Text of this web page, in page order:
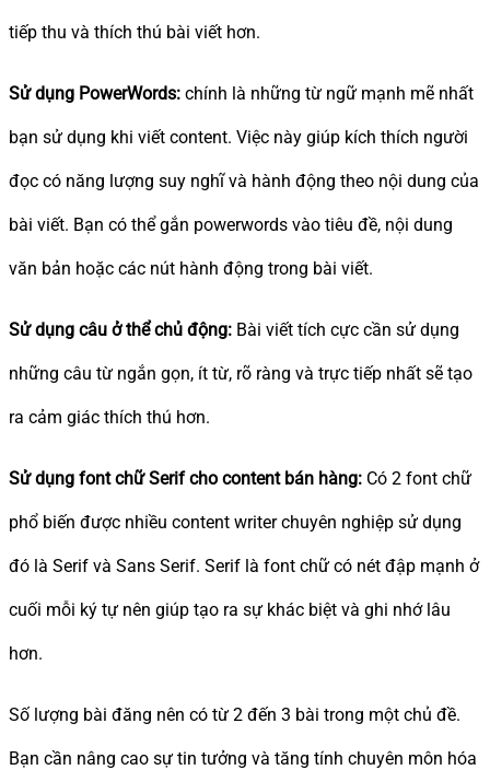
tiếp thu và thích thú bài viết hơn.
Sử dụng PowerWords: chính là những từ ngữ mạnh mẽ nhất
bạn sử dụng khi viết content. Việc này giúp kích thích người
đọc có năng lượng suy nghĩ và hành động theo nội dung của
bài viết. Bạn có thể gắn powerwords vào tiêu đề, nội dung
văn bản hoặc các nút hành động trong bài viết.
Sử dụng câu ở thể chủ động: Bài viết tích cực cần sử dụng
những câu từ ngắn gọn, ít từ, rõ ràng và trực tiếp nhất sẽ tạo
ra cảm giác thích thú hơn.
Sử dụng font chữ Serif cho content bán hàng: Có 2 font chữ
phổ biến được nhiều content writer chuyên nghiệp sử dụng
đó là Serif và Sans Serif. Serif là font chữ có nét đập mạnh ở
cuối mỗi ký tự nên giúp tạo ra sự khác biệt và ghi nhớ lâu
hơn.
Số lượng bài đăng nên có từ 2 đến 3 bài trong một chủ đề.
Bạn cần nâng cao sự tin tưởng và tăng tính chuyên môn hóa